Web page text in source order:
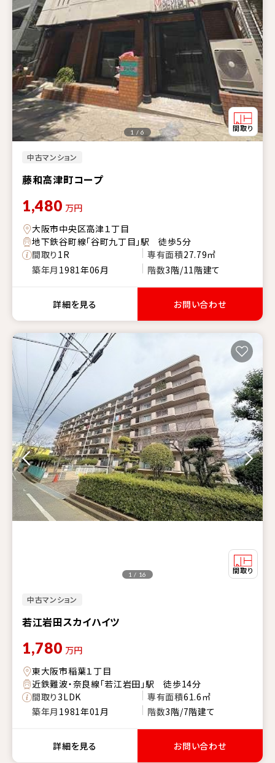
中古マンション
藤和高津町コープ
1 / 6
1,480 万円
大阪市中央区高津１丁目
地下鉄谷町線「谷町九丁目」駅 徒歩5分
間取り1R 専有面積27.79㎡
築年月 1981年06月 階数3階/11階建て
詳細を見る お問い合わせ
中古マンション
若江岩田スカイハイツ
1 / 16
1,780 万円
東大阪市稲葉１丁目
近鉄難波・奈良線「若江岩田」駅 徒歩14分
間取り3LDK 専有面積61.6㎡
築年月 1981年01月 階数3階/7階建て
詳細を見る お問い合わせ